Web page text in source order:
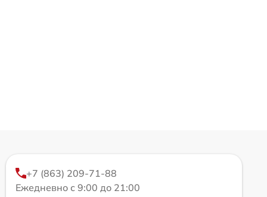
+7 (863) 209-71-88
Ежедневно с 9:00 до 21:00